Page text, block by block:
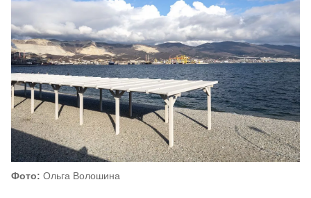
Фото: Ольга Волошина